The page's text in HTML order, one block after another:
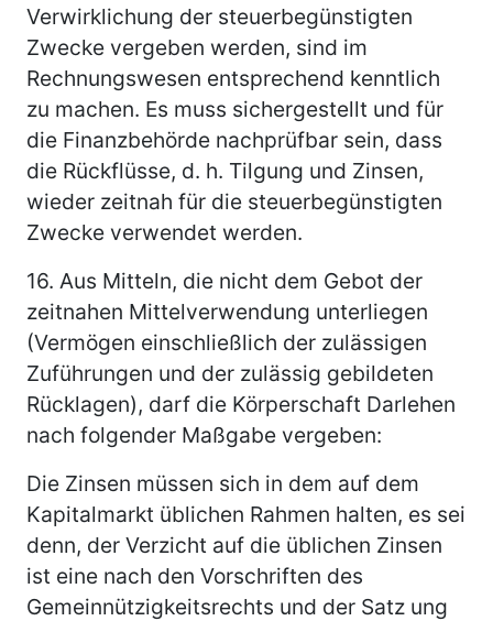
Verwirklichung der steuerbegünstigten
Zwecke vergeben werden, sind im
Rechnungswesen entsprechend kenntlich
zu machen. Es muss sichergestellt und für
die Finanzbehörde nachprüfbar sein, dass
die Rückflüsse, d. h. Tilgung und Zinsen,
wieder zeitnah für die steuerbegünstigten
Zwecke verwendet werden.
16. Aus Mitteln, die nicht dem Gebot der
zeitnahen Mittelverwendung unterliegen
(Vermögen einschließlich der zulässigen
Zuführungen und der zulässig gebildeten
Rücklagen), darf die Körperschaft Darlehen
nach folgender Maßgabe vergeben:
Die Zinsen müssen sich in dem auf dem
Kapitalmarkt üblichen Rahmen halten, es sei
denn, der Verzicht auf die üblichen Zinsen
ist eine nach den Vorschriften des
Gemeinnützigkeitsrechts und der Satz ung